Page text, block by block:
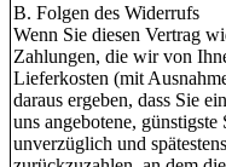
B. Folgen des Widerrufs
Wenn Sie diesen Vertrag
Zahlungen, die wir von
Lieferkosten (mit
daraus ergeben, dass Sie
uns angebotene,
unverzüglich und